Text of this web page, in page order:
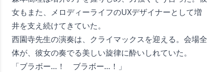
女もまた、メロディーライフのUXデザイナーとして増
井を支え続けてきていた。
西園寺先生の演奏は、クライマックスを迎える。会場全
体が、彼女の奏でる美しい旋律に酔いしれていた。
「ブラボー…！ ブラボー…！」